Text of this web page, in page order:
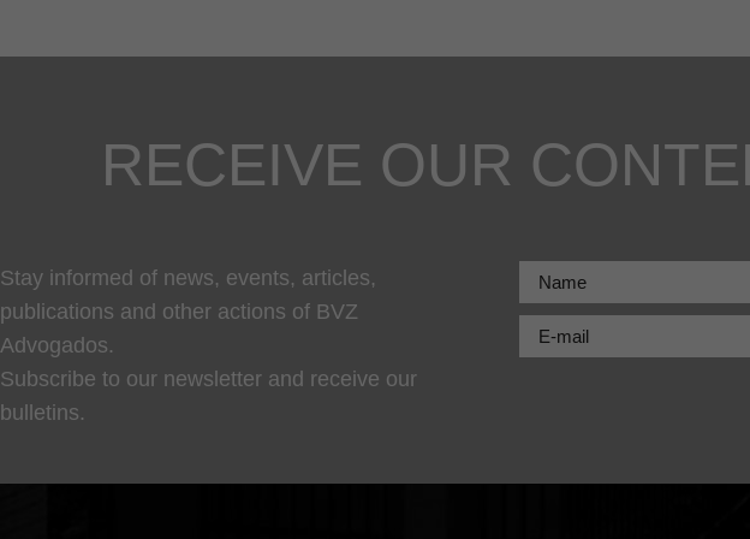
RECEIVE OUR
Stay informed of news, events, articles,
publications and other actions of BVZ
Advogados.
Subscribe to our newsletter and receive our
bulletins.